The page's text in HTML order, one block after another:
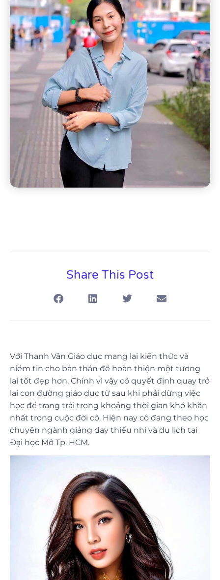
Share This Post
Với Thanh Vân Giáo dục mang lại kiến thức và
niềm tin cho bản thân để hoàn thiện một tương
lai tốt đẹp hơn. Chính vì vậy cô quyết định quay trở
lại con đường giáo dục từ sau khi phải dừng việc
học để trang trải trong khoảng thời gian khó khăn
nhất trong cuộc đời cô. Hiện nay cô đang theo học
chuyên ngành giảng dạy thiếu nhi và du lịch tại
Đại học Mở Tp. HCM.